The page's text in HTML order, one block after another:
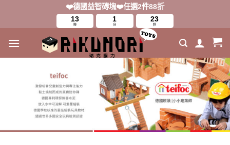
❤️德國益智磚塊❤️任選2件88折
13
時
1
分
22
秒